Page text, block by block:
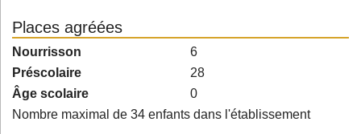
Places agréées
Nourrisson
6
Préscolaire
28
Âge scolaire
0
Nombre maximal de 34 enfants dans l'établissement